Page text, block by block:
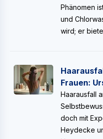
Phänomen
und
wird; er
Frauen:
Haarausfall
doch mit
Heydecke